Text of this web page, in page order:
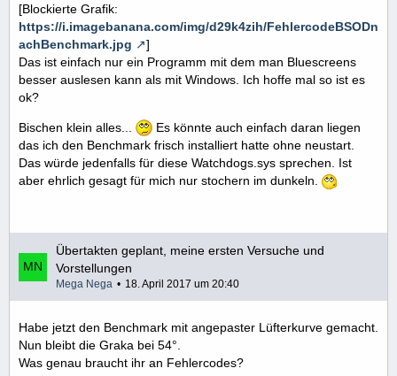
[Blockierte Grafik:
https://i.imagebanana.com/img/d29k4zih/FehlercodeBSODn
achBenchmark.jpg
]
Das ist einfach nur ein Programm mit dem man Bluescreens
besser auslesen kann als mit Windows. Ich hoffe mal so ist es
ok?
Bischen klein alles...
Es könnte auch einfach daran liegen
das ich den Benchmark frisch installiert hatte ohne neustart.
Das würde jedenfalls für diese Watchdogs.sys sprechen. Ist
aber ehrlich gesagt für mich nur stochern im dunkeln.
Übertakten geplant, meine ersten Versuche und
Vorstellungen
Mega Nega 18. April 2017 um 20:40
Habe jetzt den Benchmark mit angepaster Lüfterkurve gemacht.
Nun bleibt die Graka bei 54°.
Was genau braucht ihr an Fehlercodes?